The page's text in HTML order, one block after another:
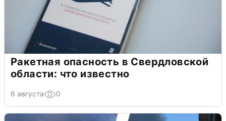
Ракетная опасность в Свердловской
области: что известно
6 августа 0